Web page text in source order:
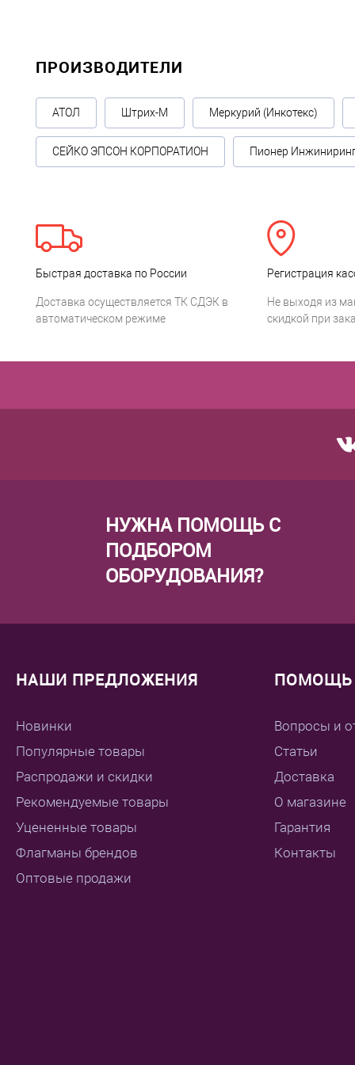
ПРОИЗВОДИТЕЛИ
АТОЛ Штрих-М Меркурий (Инкотекс)
СЕЙКО ЭПСОН КОРПОРАТИОН Пионер
Быстрая доставка по России
Доставка осуществляется ТК СДЭК в
автоматическом режиме
Регистрация
Не выходя из
скидкой при
НУЖНА ПОМОЩЬ С
ПОДБОРОМ
ОБОРУДОВАНИЯ?
НАШИ ПРЕДЛОЖЕНИЯ
Новинки
Популярные товары
Распродажи и скидки
Рекомендуемые товары
Уцененные товары
Флагманы брендов
Оптовые продажи
ПОМОЩЬ
Вопросы и
Статьи
Доставка
О магазине
Гарантия
Контакты